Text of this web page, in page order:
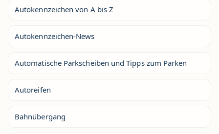
Autokennzeichen von A bis Z
Autokennzeichen-News
Automatische Parkscheiben und Tipps zum Parken
Autoreifen
Bahnübergang